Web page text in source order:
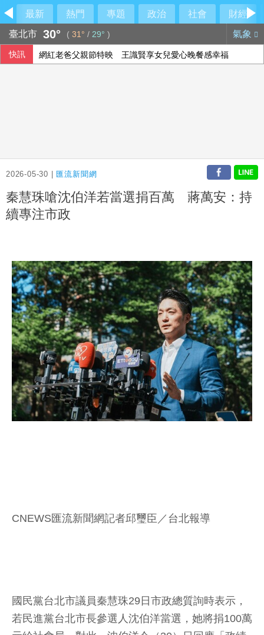
最新 熱門 專題 政治 社會
財經
臺北市 30° ( 31° / 29° ) 氣象
快訊 網紅老爸父親節特映 王識賢享女兒愛心晚餐感幸福
2026-05-30 | 匯流新聞網
秦慧珠嗆沈伯洋若當選捐百萬 蔣萬安：持
續專注市政
CNEWS匯流新聞網記者邱璽臣／台北報導
國民黨台北市議員秦慧珠29日市政總質詢時表示，
若民進黨台北市長參選人沈伯洋當選，她將捐100萬